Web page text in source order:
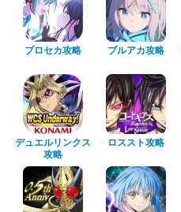
プロセカ攻略 ブルアカ攻略
デュエルリンクス
攻略
ロススト攻略